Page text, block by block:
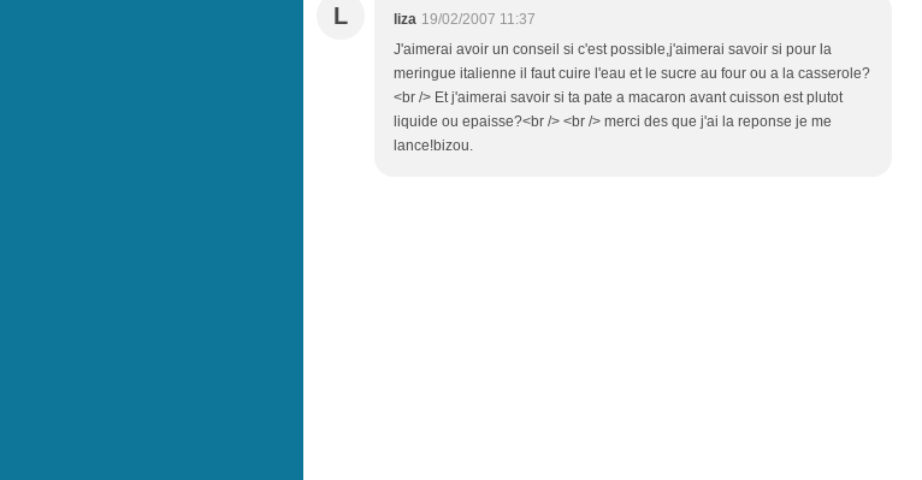
L liza 19/02/2007 11:37
J'aimerai avoir un conseil si c'est possible,j'aimerai savoir si pour la
meringue italienne il faut cuire l'eau et le sucre au four ou a la casserole?
<br /> Et j'aimerai savoir si ta pate a macaron avant cuisson est plutot
liquide ou epaisse?<br /> <br /> merci des que j'ai la reponse je me
lance!bizou.